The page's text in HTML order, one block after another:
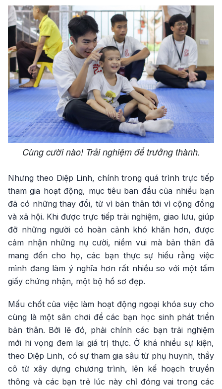
Cùng cười nào! Trải nghiệm để trưởng thành.
Nhưng theo Diệp Linh, chính trong quá trình trực tiếp
tham gia hoạt động, mục tiêu ban đầu của nhiều bạn
đã có những thay đổi, từ vì bản thân tới vì cộng đồng
và xã hội. Khi được trực tiếp trải nghiệm, giao lưu, giúp
đỡ những người có hoàn cảnh khó khăn hơn, được
cảm nhận những nụ cười, niềm vui mà bản thân đã
mang đến cho họ, các bạn thực sự hiểu rằng việc
mình đang làm ý nghĩa hơn rất nhiều so với một tấm
giấy chứng nhận, một bộ hồ sơ đẹp.
Mấu chốt của việc làm hoạt động ngoại khóa suy cho
cùng là một sân chơi để các bạn học sinh phát triển
bản thân. Bởi lẽ đó, phải chính các bạn trải nghiệm
mới hi vọng đem lại giá trị thực. Ở khá nhiều sự kiện,
theo Diệp Linh, có sự tham gia sâu từ phụ huynh, thầy
cô từ xây dựng chương trình, lên kế hoạch truyền
thông và các bạn trẻ lúc này chỉ đóng vai trong các